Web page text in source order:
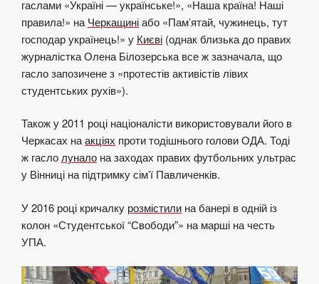
гаслами «Україні — українське!», «Наша країна! Наші
правила!» на Черкащиніабо «Пам’ятай, чужинець, тут
господар українець!» у Києві (однак близька до правих
журналістка Олена Білозерська все ж зазначала, що
гасло запозичене з «протестів активістів лівих
студентських рухів»).
Також у 2011 році націоналісти використовували його в
Черкасах наакціях проти тодішнього голови ОДА. Тоді
ж гасло лунало на заходах правих футбольних ультрас
у Вінниці на підтримку сім’ї Павличенків.
У 2016 році кричалку розмістили на банері в одній із
колон «Студентської “Свободи”» на марші на честь
УПА.